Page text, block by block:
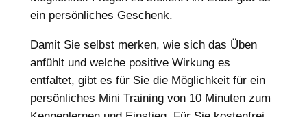
ein persönliches Geschenk.
Damit Sie selbst merken, wie sich das Üben
anfühlt und welche positive Wirkung es
entfaltet, gibt es für Sie die Möglichkeit für ein
persönliches Mini Training von 10 Minuten zum